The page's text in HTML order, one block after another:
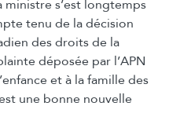
ministre s’est longtemps
tenu de la décision
des droits de la
déposée par l’APN
et à la famille des
une bonne nouvelle